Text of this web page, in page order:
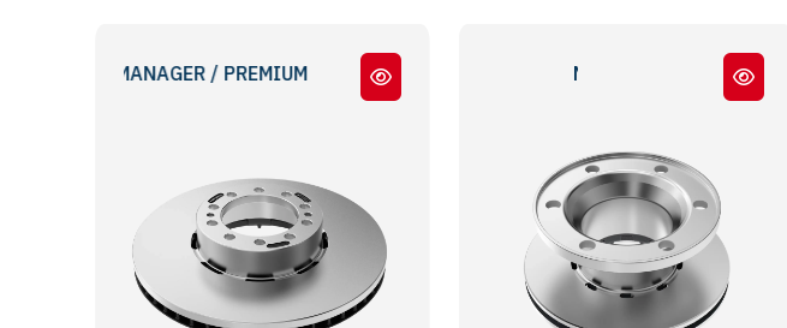
/ MANAGER / PREMIUM MIDLINER